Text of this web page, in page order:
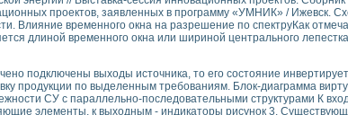
остаточного электросопротивления (RRR)
колебаний в пространстве Ван Дер Поля
энергии
фирмы GW INSTEK
на базе USB-6008
реверсивных сред
проектов, заявленных в программу «УМНИК» / Ижевск.
Влияние временного окна на разрешение по спектруКак
длиной временного окна или шириной центрального
подключены выходы источника, то его состояние
продукции по выделенным требованиям. Блок-диаграмма
СУ с параллельно-последовательными структурами К
элементы, к выходным - индикаторы рисунок 3.